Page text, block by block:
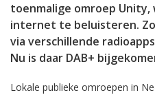
toenmalige omroep
internet te beluisteren.
via verschillende
Nu is daar DAB+
Lokale publieke omroepen in